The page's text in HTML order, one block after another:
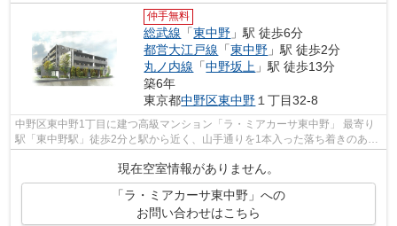
仲手無料
総武線 「東中野 」駅 徒歩6分
都営大江戸線 「東中野 」駅 徒歩2分
丸ノ内線 「中野坂上 」駅 徒歩13分
築6年
東京都中野区東中野 １丁目32-8
中野区東中野1丁目に建つ高級マンション「ラ・ミアカーサ東中野」 最寄り
駅「東中野駅」徒歩2分と駅から近く、山手通りを1本入った落ち着きのある
閑静な住宅地。徒歩10分圏内では「落...
現在空室情報がありません。
「ラ・ミアカーサ東中野」への
お問い合わせはこちら